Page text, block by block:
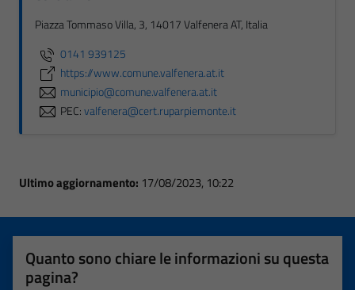
Piazza Tommaso Villa, 3, 14017 Valfenera AT, Italia
0141 939125
https://www.comune.valfenera.at.it
municipio@comune.valfenera.at.it
PEC:valfenera@cert.ruparpiemonte.it
Ultimo aggiornamento: 17/08/2023, 10:22
Quanto sono chiare le informazioni su questa
pagina?